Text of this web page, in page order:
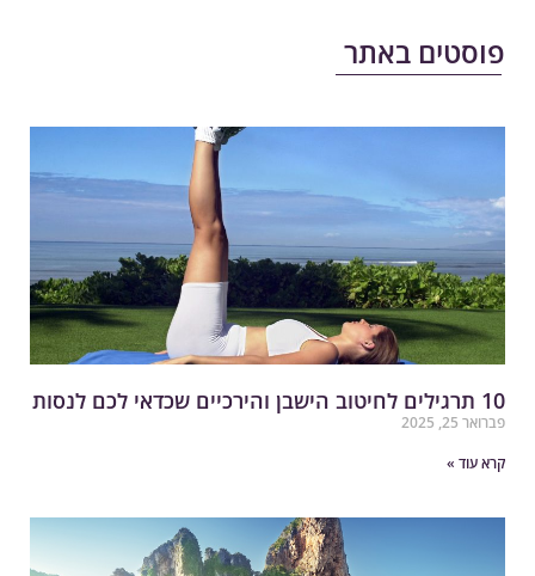
באתר
25, 2025
עוד »